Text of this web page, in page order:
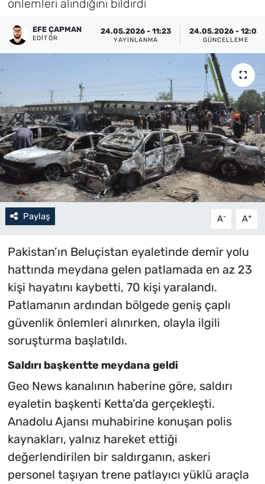
önlemleri alındığını bildirdi
EFE ÇAPMAN
EDITÖR
24.05.2026 - 11:23
YAYINLANMA
24.05.2026 - 12:03
GÜNCELLEME
Paylaş A- A+
Pakistan’ın Beluçistan eyaletinde demir yolu
hattında meydana gelen patlamada en az 23
kişi hayatını kaybetti, 70 kişi yaralandı.
Patlamanın ardından bölgede geniş çaplı
güvenlik önlemleri alınırken, olayla ilgili
soruşturma başlatıldı.
Saldırı başkentte meydana geldi
Geo News kanalının haberine göre, saldırı
eyaletin başkenti Ketta’da gerçekleşti.
Anadolu Ajansı muhabirine konuşan polis
kaynakları, yalnız hareket ettiği
değerlendirilen bir saldırganın, askeri
personel taşıyan trene patlayıcı yüklü araçla